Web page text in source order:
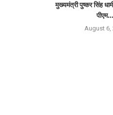
मुख्यमंत्री पुष्कर सिंह
पीएम...
August 6,